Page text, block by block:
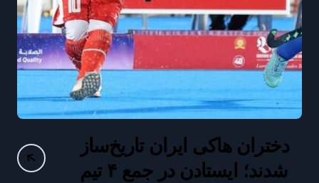
دختران هاکی ایران تاریخ‌ساز
شدند؛ ایستادن در جمع ۴ تیم